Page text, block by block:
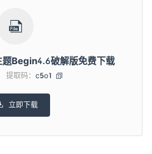

Begin4.6破解版免费下载
提取码： c5o1 
立即下载